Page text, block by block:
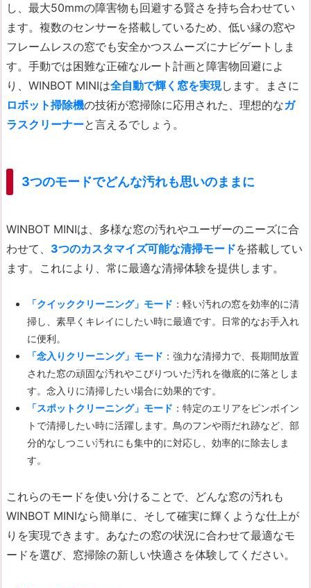
し、最大50mmの障害物も回避する賢さを持ち合わせてい
ます。複数のセンサーを搭載しているため、低い縁の窓や
フレームレスの窓でも安全かつスムーズにナビゲートしま
す。手動では困難な正確なルート計画と障害物回避によ
り、WINBOT MINIは全自動で輝く窓を実現します。まさに
ロボット掃除機の技術が窓掃除に応用された、理想的なガ
ラスクリーナーと言えるでしょう。
3つのモードでどんな汚れも思いのままに
WINBOT MINIは、多様な窓の汚れやユーザーのニーズに合
わせて、 3つのカスタマイズ可能な清掃モードを搭載してい
ます。これにより、常に最適な清掃体験を提供します。
「クイッククリーニング」モード ：軽い汚れの窓を効率的に清
掃し、素早くキレイにしたい時に最適です。日常的なお手入れ
に便利。
「念入りクリーニング」モード ：強力な清掃力で、長期間放置
された窓の頑固な汚れやこびりついた汚れを徹底的に落としま
す。念入りに清掃したい場合に効果的です。
「スポットクリーニング」モード ：特定のエリアをピンポイン
トで清掃したい時に活躍します。鳥のフンや雨だれ跡など、部
分的なしつこい汚れにも集中的に対応し、効率的に除去しま
す。
これらのモードを使い分けることで、どんな窓の汚れも
WINBOT MINIなら簡単に、そして確実に輝くような仕上が
りを実現できます。あなたの窓の状況に合わせて最適なモ
ードを選び、窓掃除の新しい快適さを体験してください。